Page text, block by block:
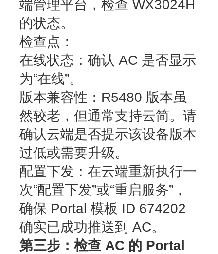
端管理平台，检查 WX3024H
的状态。
检查点 ：
在线状态 ：确认 AC 是否显示
为“在线”。
版本兼容性 ：R5480 版本虽
然较老，但通常支持云简。请
确认云端是否提示该设备版本
过低或需要升级。
配置下发 ：在云端重新执行一
次“配置下发”或“重启服务”，
确保 Portal 模板 ID 674202
确实已成功推送到 AC。
第三步：检查 AC 的 Portal